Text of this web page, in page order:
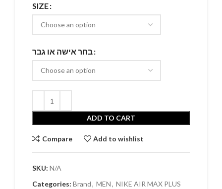
SIZE
בחר אישה או גבר
ADD TO CART
Compare Add to wishlist
SKU: N/A
Categories: Brand, MEN, NIKE AIR MAX PLUS